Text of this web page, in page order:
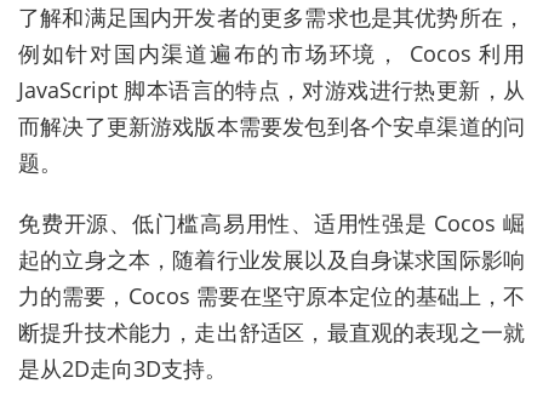
了解和满足国内开发者的更多需求也是其优势所在，
例如针对国内渠道遍布的市场环境， Cocos 利用
JavaScript 脚本语言的特点，对游戏进行热更新，从
而解决了更新游戏版本需要发包到各个安卓渠道的问
题。
免费开源、低门槛高易用性、适用性强是 Cocos 崛
起的立身之本，随着行业发展以及自身谋求国际影响
力的需要，Cocos 需要在坚守原本定位的基础上，不
断提升技术能力，走出舒适区，最直观的表现之一就
是从2D走向3D支持。